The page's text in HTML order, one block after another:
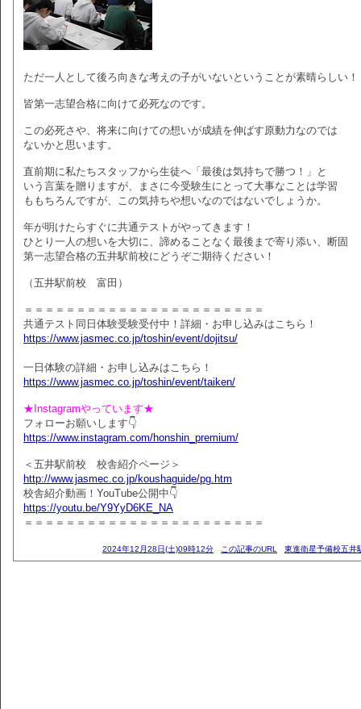
ただ一人として後ろ向きな考えの子がいないということが素晴らしい！
皆第一志望合格に向けて必死なのです。
この必死さや、将来に向けての想いが成績を伸ばす原動力なのでは
ないかと思います。
直前期に私たちスタッフから生徒へ「最後は気持ちで勝つ！」と
いう言葉を贈りますが、まさに今受験生にとって大事なことは学習
ももちろんですが、この気持ちや想いなのではないでしょうか。
年が明けたらすぐに共通テストがやってきます！
ひとり一人の想いを大切に、諦めることなく最後まで寄り添い、断固
第一志望合格の五井駅前校にどうぞご期待ください！
（五井駅前校 富田）
＝＝＝＝＝＝＝＝＝＝＝＝＝＝＝＝＝＝＝＝＝＝＝
共通テスト同日体験受験受付中！詳細・お申し込みはこちら！
https://www.jasmec.co.jp/toshin/event/dojitsu/
一日体験の詳細・お申し込みはこちら！
https://www.jasmec.co.jp/toshin/event/taiken/
★Instagramやっています★
フォローお願いします👇
https://www.instagram.com/honshin_premium/
＜五井駅前校 校舎紹介ページ＞
http://www.jasmec.co.jp/koushaguide/pg.htm
校舎紹介動画！YouTube公開中👇
https://youtu.be/Y9YyD6KE_NA
＝＝＝＝＝＝＝＝＝＝＝＝＝＝＝＝＝＝＝＝＝＝＝
2024年12月28日(土)09時12分 この記事のURL 東進衛星予備校五井